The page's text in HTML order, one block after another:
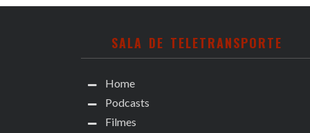
SALA DE TELETRANSPORTE
Home
Podcasts
Filmes